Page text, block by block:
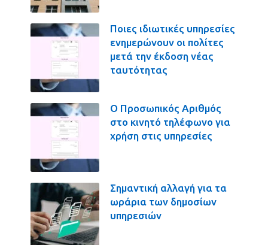
Ποιες ιδιωτικές υπηρεσίες
ενημερώνουν οι πολίτες
μετά την έκδοση νέας
ταυτότητας
Ο Προσωπικός Αριθμός
στο κινητό τηλέφωνο για
χρήση στις υπηρεσίες
Σημαντική αλλαγή για τα
ωράρια των δημοσίων
υπηρεσιών